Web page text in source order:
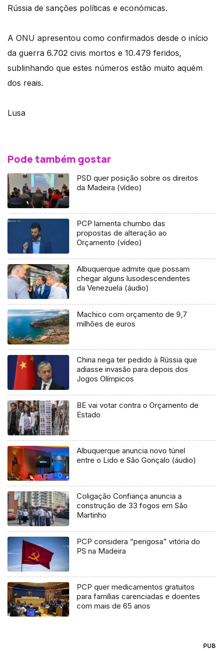
Rússia de sanções políticas e económicas.
A ONU apresentou como confirmados desde o início
da guerra 6.702 civis mortos e 10.479 feridos,
sublinhando que estes números estão muito aquém
dos reais.
Lusa
Pode também gostar
PSD quer posição sobre os direitos
da Madeira (vídeo)
PCP lamenta chumbo das
propostas de alteração ao
Orçamento (vídeo)
Albuquerque admite que possam
chegar alguns lusodescendentes
da Venezuela (áudio)
Machico com orçamento de 9,7
milhões de euros
China nega ter pedido à Rússia que
adiasse invasão para depois dos
Jogos Olímpicos
BE vai votar contra o Orçamento de
Estado
Albuquerque anuncia novo túnel
entre o Lido e São Gonçalo (áudio)
Coligação Confiança anuncia a
construção de 33 fogos em São
Martinho
PCP considera “perigosa” vitória do
PS na Madeira
PCP quer medicamentos gratuitos
para famílias carenciadas e doentes
com mais de 65 anos
PUB